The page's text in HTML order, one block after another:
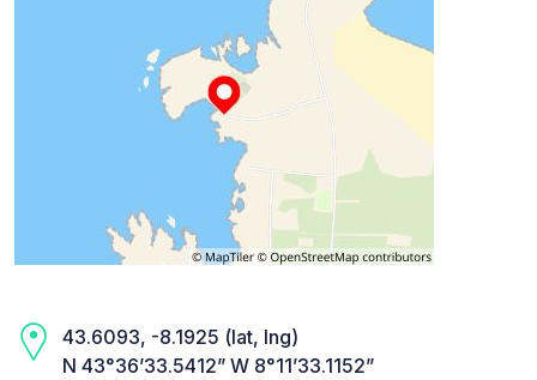
43.6093, -8.1925 (lat, lng)
N 43°36’33.5412” W 8°11’33.1152”